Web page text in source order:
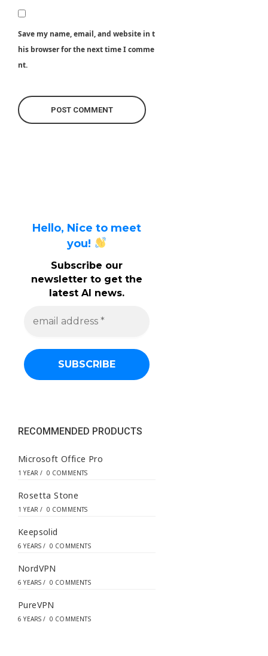
Save my name, email, and website in t
his browser for the next time I comme
nt.
Hello, Nice to meet
you!
Subscribe our
newsletter to get the
latest AI news.
a
d
s
RECOMMENDED PRODUCTS
Microsoft Office Pro
1 YEAR / 0 COMMENTS
Rosetta Stone
1 YEAR / 0 COMMENTS
Keepsolid
6 YEARS / 0 COMMENTS
NordVPN
6 YEARS / 0 COMMENTS
PureVPN
6 YEARS / 0 COMMENTS